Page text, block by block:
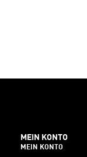
MEIN KONTO
MEIN KONTO